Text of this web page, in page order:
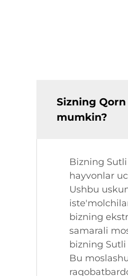
Sizning
mumkin?
Bizning
hayvonlar
Ushbu
bizning
samarali
bizning
Bu